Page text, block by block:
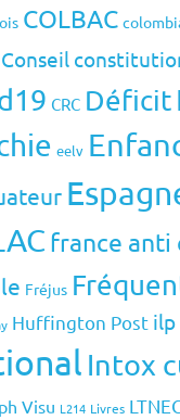
COLBAC
Conseil
CRC Déficit
eelv
france anti
Fréjus
Huffington Post ilp
Intox
Visu L214 Livres